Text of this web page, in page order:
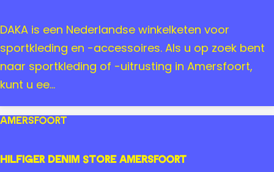
i
e
t
D
A
K
A
A
m
r
DAKA is een Nederlandse winkelketen voor
sportkleding en -accessoires. Als u op zoek bent
naar sportkleding of -uitrusting in Amersfoort,
kunt u ee...
Hilfiger Denim Store Amersfoort
Amersfoort